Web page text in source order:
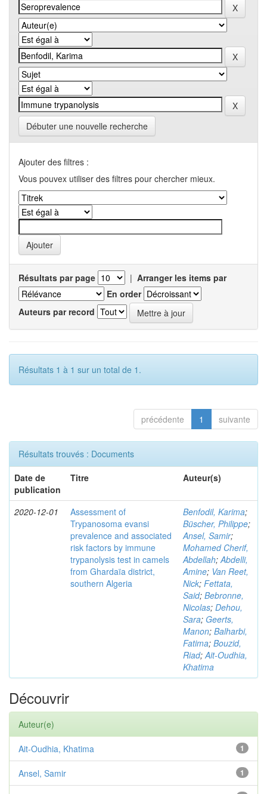
Débuter une nouvelle recherche
Ajouter des filtres :
Vous pouvex utiliser des filtres pour chercher mieux.
Résultats par page | Arranger les items par
En order
Auteurs par record
Résultats 1 à 1 sur un total de 1.
précédente 1 suivante
Résultats trouvés : Documents
Date de
publication
Titre Auteur(s)
2020-12-01
Assessment of
Trypanosoma evansi
prevalence and associated
risk factors by immune
trypanolysis test in camels
from Ghardaïa district,
southern Algeria
Benfodil, Karima;
Büscher, Philippe;
Ansel, Samir;
Mohamed Cherif,
Abdellah;Abdelli,
Amine; Van Reet,
Nick; Fettata,
Said; Bebronne,
Nicolas; Dehou,
Sara; Geerts,
Manon; Balharbi,
Fatima; Bouzid,
Riad;Ait-Oudhia,
Khatima
Découvrir
Auteur(e)
1
Ait-Oudhia, Khatima
1
Ansel, Samir